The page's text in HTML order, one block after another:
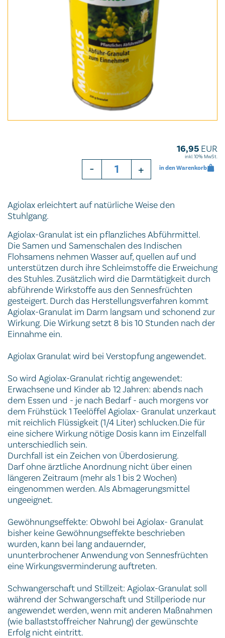
16,95 EUR
inkl. 10% MwSt.
- + in den Warenkorb
Agiolax erleichtert auf natürliche Weise den
Stuhlgang.
Agiolax-Granulat ist ein pflanzliches Abführmittel.
Die Samen und Samenschalen des Indischen
Flohsamens nehmen Wasser auf, quellen auf und
unterstützen durch ihre Schleimstoffe die Erweichung
des Stuhles. Zusätzlich wird die Darmtätigkeit durch
abführende Wirkstoffe aus den Sennesfrüchten
gesteigert. Durch das Herstellungsverfahren kommt
Agiolax-Granulat im Darm langsam und schonend zur
Wirkung. Die Wirkung setzt 8 bis 10 Stunden nach der
Einnahme ein.
Agiolax Granulat wird bei Verstopfung angewendet.
So wird Agiolax-Granulat richtig angewendet:
Erwachsene und Kinder ab 12 Jahren: abends nach
dem Essen und - je nach Bedarf - auch morgens vor
dem Frühstück 1 Teelöffel Agiolax- Granulat unzerkaut
mit reichlich Flüssigkeit (1/4 Liter) schlucken.Die für
eine sichere Wirkung nötige Dosis kann im Einzelfall
unterschiedlich sein.
Durchfall ist ein Zeichen von Überdosierung.
Darf ohne ärztliche Anordnung nicht über einen
längeren Zeitraum (mehr als 1 bis 2 Wochen)
eingenommen werden. Als Abmagerungsmittel
ungeeignet.
Gewöhnungseffekte: Obwohl bei Agiolax- Granulat
bisher keine Gewöhnungseffekte beschrieben
wurden, kann bei lang andauernder,
ununterbrochener Anwendung von Sennesfrüchten
eine Wirkungsverminderung auftreten.
Schwangerschaft und Stillzeit: Agiolax-Granulat soll
während der Schwangerschaft und Stillperiode nur
angewendet werden, wenn mit anderen Maßnahmen
(wie ballaststoffreicher Nahrung) der gewünschte
Erfolg nicht eintritt.